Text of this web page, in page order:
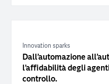
Innovation sparks
Dall’automazione
l’affidabilità degli
controllo.